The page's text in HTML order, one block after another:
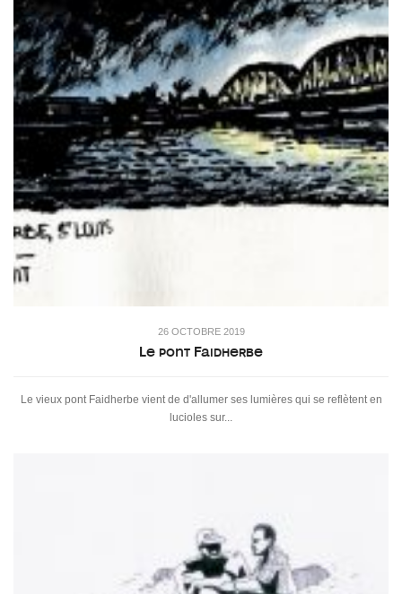
26 OCTOBRE 2019
Le pont Faidherbe
Le vieux pont Faidherbe vient de d'allumer ses lumières qui se reflètent en
lucioles sur...